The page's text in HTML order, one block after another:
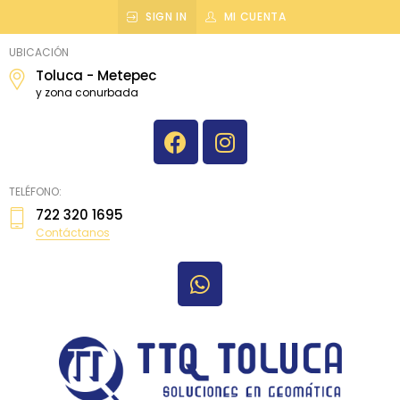
SIGN IN MI CUENTA
topografiatoluca
UBICACIÓN
Toluca - Metepec
y zona conurbada
TELÉFONO:
722 320 1695
Contáctanos